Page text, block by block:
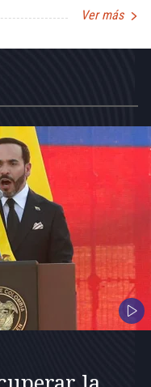
Ver más